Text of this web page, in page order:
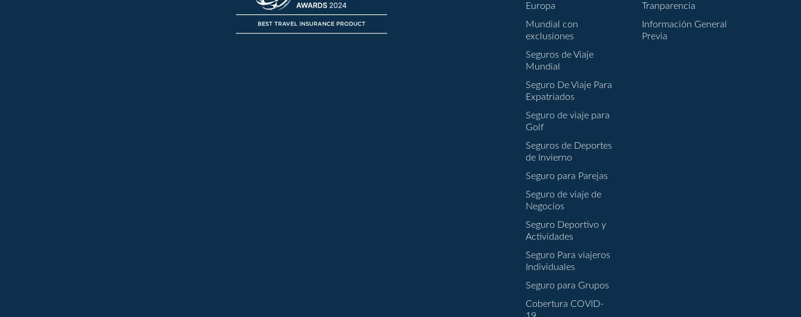
Europa
Mundial con
exclusiones
Seguros de Viaje
Mundial
Seguro De Viaje Para
Expatriados
Seguro de viaje para
Golf
Seguros de Deportes
de Invierno
Seguro para Parejas
Seguro de viaje de
Negocios
Seguro Deportivo y
Actividades
Seguro Para viajeros
Individuales
Seguro para Grupos
Cobertura COVID-
Tranparencia
Información General
Previa